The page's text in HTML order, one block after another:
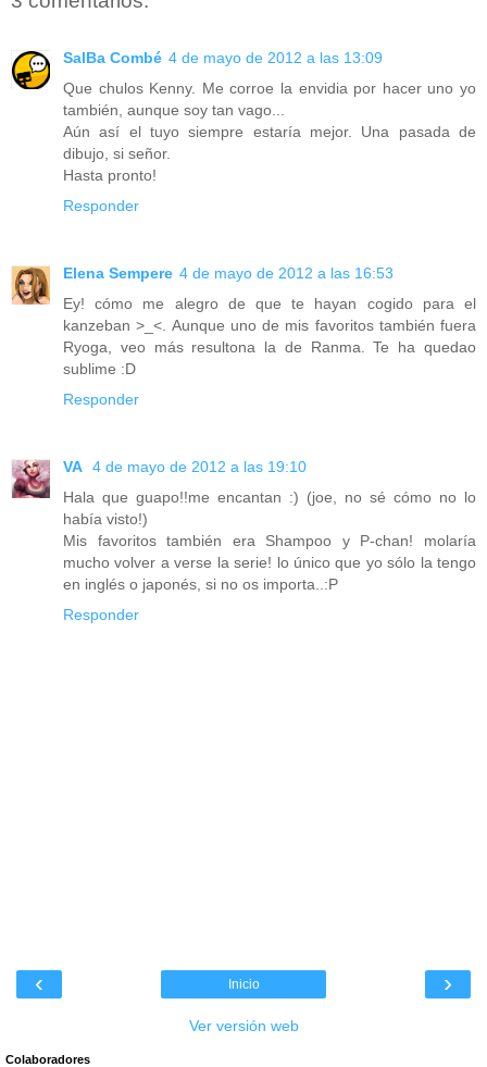
SalBa Combé 4 de mayo de 2012 a las 13:09
Que chulos Kenny. Me corroe la envidia por hacer uno yo
también, aunque soy tan vago...
Aún así el tuyo siempre estaría mejor. Una pasada de
dibujo, si señor.
Hasta pronto!
Responder
Elena Sempere 4 de mayo de 2012 a las 16:53
Ey! cómo me alegro de que te hayan cogido para el
kanzeban >_<. Aunque uno de mis favoritos también fuera
Ryoga, veo más resultona la de Ranma. Te ha quedao
sublime :D
Responder
VA 4 de mayo de 2012 a las 19:10
Hala que guapo!!me encantan :) (joe, no sé cómo no lo
había visto!)
Mis favoritos también era Shampoo y P-chan! molaría
mucho volver a verse la serie! lo único que yo sólo la tengo
en inglés o japonés, si no os importa..:P
Responder
‹ ›
Inicio
Ver versión web
Colaboradores